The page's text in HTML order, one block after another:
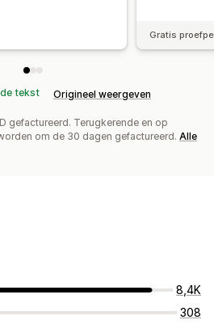
Gratis
tekst Origineel weergeven
gefactureerd. Terugkerende en op
om de 30 dagen gefactureerd. Alle
8,4K
308